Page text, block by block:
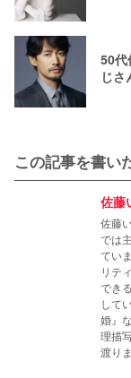
50代
じさ
この記事を書い
佐藤
佐藤
では
てい
リテ
でき
して
婚』
理描
渡りま